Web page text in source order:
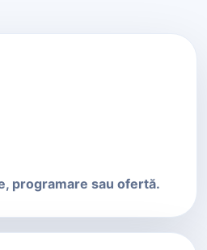
programare sau ofertă.